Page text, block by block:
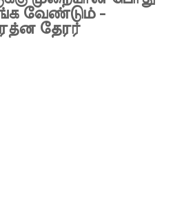
வேண்டும் -
தேரர்